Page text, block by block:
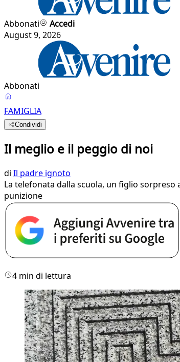
Abbonati
Accedi
August 9, 2026
Abbonati
FAMIGLIA
Condividi
Il meglio e il peggio di noi
di Il padre ignoto
La telefonata dalla scuola, un figlio
punizione
4 min di lettura